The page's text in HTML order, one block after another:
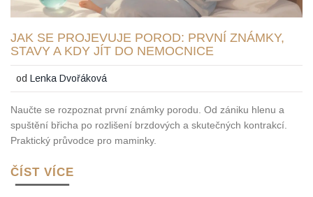
JAK SE PROJEVUJE POROD: PRVNÍ ZNÁMKY,
STAVY A KDY JÍT DO NEMOCNICE
odLenka Dvořáková
Naučte se rozpoznat první známky porodu. Od zániku hlenu a
spuštění břicha po rozlišení brzdových a skutečných kontrakcí.
Praktický průvodce pro maminky.
ČÍST VÍCE